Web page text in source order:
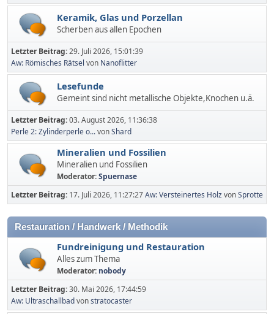
Keramik, Glas und Porzellan
Scherben aus allen Epochen
Letzter Beitrag:29. Juli 2026, 15:01:39
Aw: Römisches Rätsel von Nanoflitter
Lesefunde
Gemeint sind nicht metallische Objekte,Knochen u.ä.
Letzter Beitrag:03. August 2026, 11:36:38
Perle 2: Zylinderperle o...vonShard
Mineralien und Fossilien
Mineralien und Fossilien
Moderator:Spuernase
Letzter Beitrag: 17. Juli 2026, 11:27:27Aw: Versteinertes HolzvonSprotte
Restauration / Handwerk / Methodik
Fundreinigung und Restauration
Alles zum Thema
Moderator: nobody
Letzter Beitrag:30. Mai 2026, 17:44:59
Aw: Ultraschallbadvonstratocaster